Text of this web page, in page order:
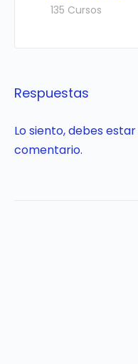
135 Cursos
Respuestas
Lo siento, debes estar
comentario.